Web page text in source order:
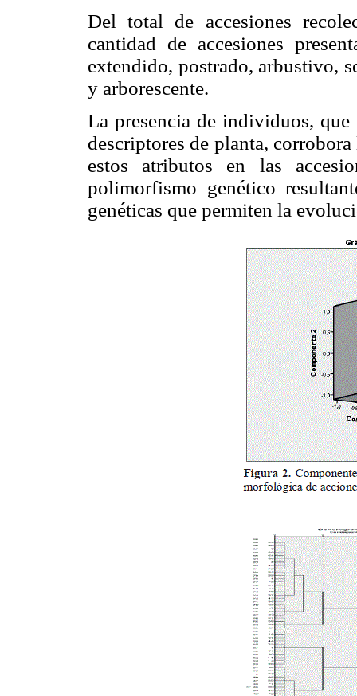
Del total de accesiones
cantidad de accesiones
extendido, postrado, arbustivo,
y arborescente.
La presencia de individuos,
descriptores de planta,
estos atributos en las
polimorfismo genético
genéticas que permiten la